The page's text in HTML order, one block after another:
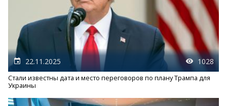
22.11.2025 1028
Стали известны дата и место переговоров по плану Трампа для
Украины